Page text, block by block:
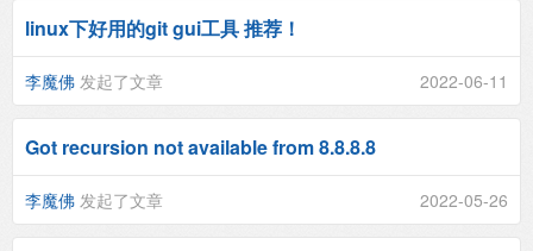
linux下好用的git gui工具 推荐！
李魔佛 发起了文章 2022-06-11
Got recursion not available from 8.8.8.8
李魔佛 发起了文章 2022-05-26